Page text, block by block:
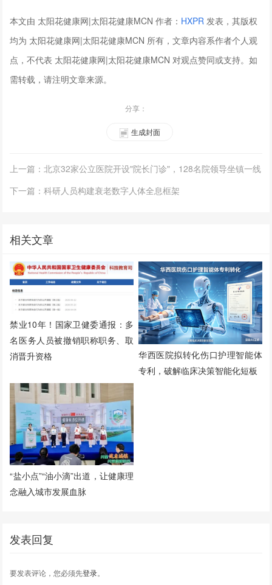
本文由 太阳花健康网|太阳花健康MCN 作者： HXPR 发表，其版权
均为 太阳花健康网|太阳花健康MCN 所有，文章内容系作者个人观
点，不代表 太阳花健康网|太阳花健康MCN 对观点赞同或支持。如
需转载，请注明文章来源。
分享：
生成封面
上一篇：北京32家公立医院开设"院长门诊"，128名院领导坐镇一线
下一篇：科研人员构建衰老数字人体全息框架
相关文章
禁业10年！国家卫健委通报：多
名医务人员被撤销职称职务、取
消晋升资格
华西医院拟转化伤口护理智能体
专利，破解临床决策智能化短板
“盐小点”“油小滴”出道，让健康理
念融入城市发展血脉
发表回复
要发表评论，您必须先登录。